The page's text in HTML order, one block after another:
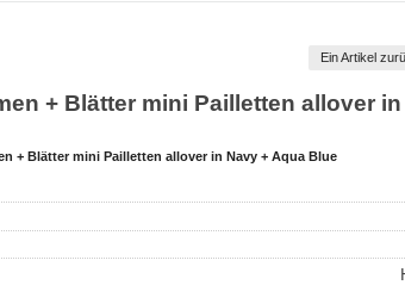
Ein Artikel
+ Blätter mini Pailletten allover
+ Blätter mini Pailletten allover in Navy + Aqua Blue